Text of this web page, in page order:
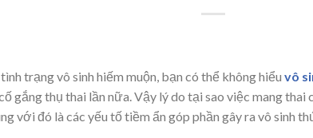
trạng vô sinh hiếm muộn, bạn có thể không hiểu vô
gắng thụ thai lần nữa. Vậy lý do tại sao việc mang thai
với đó là các yếu tố tiềm ẩn góp phần gây ra vô sinh